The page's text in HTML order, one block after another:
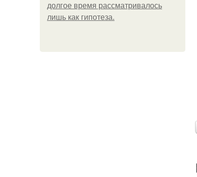
долгое время рассматривалось
лишь как гипотеза.